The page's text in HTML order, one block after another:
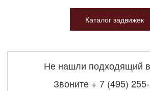
Каталог задвижек
Не нашли подходящий
Звоните + 7 (495)